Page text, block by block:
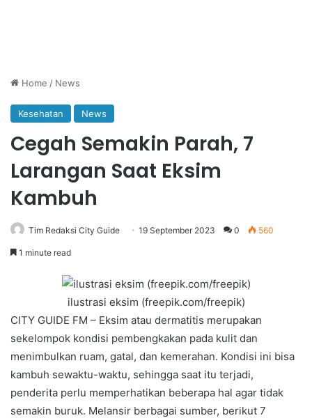
Home / News
Kesehatan News
Cegah Semakin Parah, 7
Larangan Saat Eksim
Kambuh
Tim Redaksi City Guide 19 September 2023 0 560
1 minute read
ilustrasi eksim (freepik.com/freepik)
CITY GUIDE FM – Eksim atau dermatitis merupakan
sekelompok kondisi pembengkakan pada kulit dan
menimbulkan ruam, gatal, dan kemerahan. Kondisi ini bisa
kambuh sewaktu-waktu, sehingga saat itu terjadi,
penderita perlu memperhatikan beberapa hal agar tidak
semakin buruk. Melansir berbagai sumber, berikut 7